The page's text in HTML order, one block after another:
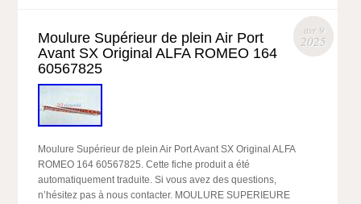
avr 9
2025
Moulure Supérieur de plein Air Port
Avant SX Original ALFA ROMEO 164
60567825
Moulure Supérieur de plein Air Port Avant SX Original ALFA
ROMEO 164 60567825. Cette fiche produit a été
automatiquement traduite. Si vous avez des questions,
n’hésitez pas à nous contacter. MOULURE SUPERIEURE